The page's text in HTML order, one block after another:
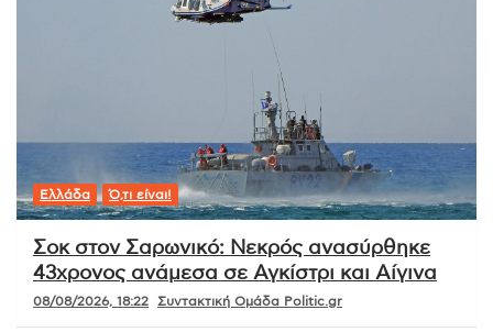
Ελλάδα Ό,τι είναι!
Σοκ στον Σαρωνικό: Νεκρός ανασύρθηκε
43χρονος ανάμεσα σε Αγκίστρι και Αίγινα
08/08/2026, 18:22 Συντακτική Ομάδα Politic.gr